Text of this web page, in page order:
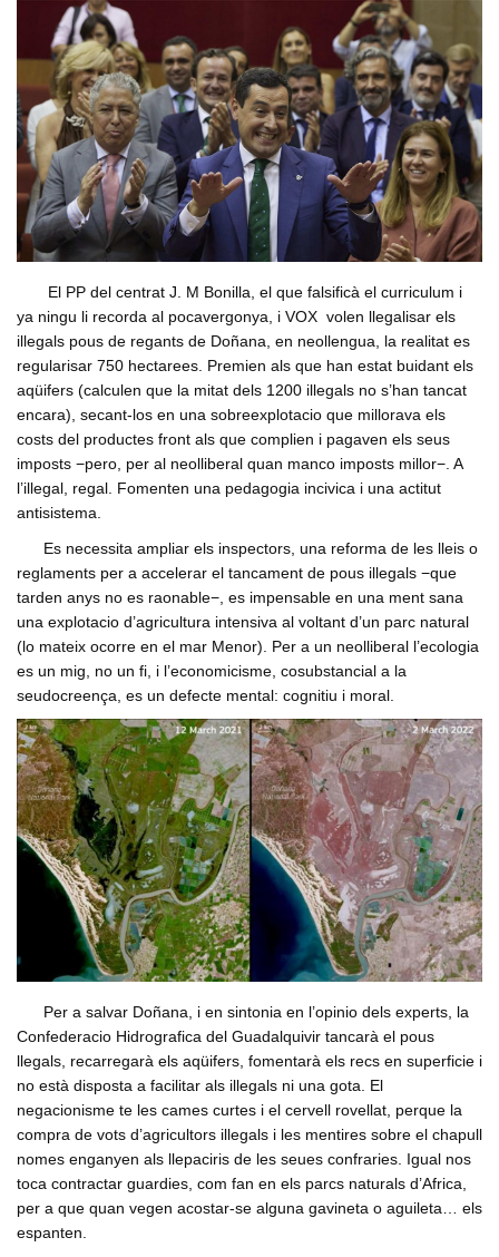
El PP del centrat J. M Bonilla, el que falsificà el curriculum i
ya ningu li recorda al pocavergonya, i VOX volen llegalisar els
illegals pous de regants de Doñana, en neollengua, la realitat es
regularisar 750 hectarees. Premien als que han estat buidant els
aqüifers (calculen que la mitat dels 1200 illegals no s’han tancat
encara), secant-los en una sobreexplotacio que millorava els
costs del productes front als que complien i pagaven els seus
imposts −pero, per al neolliberal quan manco imposts millor−. A
l’illegal, regal. Fomenten una pedagogia incivica i una actitut
antisistema.
Es necessita ampliar els inspectors, una reforma de les lleis o
reglaments per a accelerar el tancament de pous illegals −que
tarden anys no es raonable−, es impensable en una ment sana
una explotacio d’agricultura intensiva al voltant d’un parc natural
(lo mateix ocorre en el mar Menor). Per a un neolliberal l’ecologia
es un mig, no un fi, i l’economicisme, cosubstancial a la
seudocreença, es un defecte mental: cognitiu i moral.
Per a salvar Doñana, i en sintonia en l’opinio dels experts, la
Confederacio Hidrografica del Guadalquivir tancarà el pous
llegals, recarregarà els aqüifers, fomentarà els recs en superficie i
no està disposta a facilitar als illegals ni una gota. El
negacionisme te les cames curtes i el cervell rovellat, perque la
compra de vots d’agricultors illegals i les mentires sobre el chapull
nomes enganyen als llepaciris de les seues confraries. Igual nos
toca contractar guardies, com fan en els parcs naturals d’Africa,
per a que quan vegen acostar-se alguna gavineta o aguileta… els
espanten.